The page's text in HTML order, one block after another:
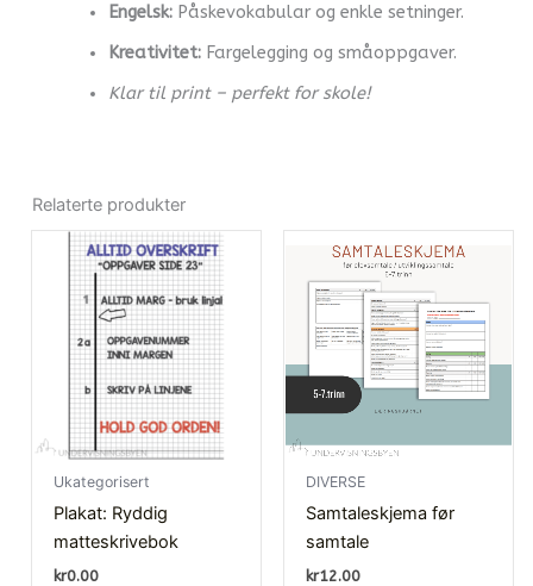
Engelsk: Påskevokabular og enkle setninger.
Kreativitet: Fargelegging og småoppgaver.
Klar til print – perfekt for skole!
Relaterte produkter
Ukategorisert
Plakat: Ryddig
matteskrivebok
kr0.00
DIVERSE
Samtaleskjema før
samtale
kr12.00